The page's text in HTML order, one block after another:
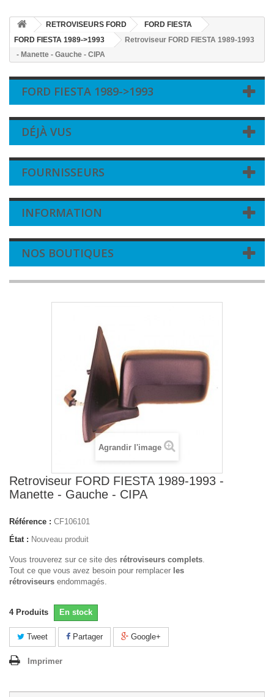
RETROVISEURS FORD
FORD FIESTA
FORD FIESTA 1989->1993
Retroviseur FORD FIESTA 1989-1993
- Manette - Gauche - CIPA
FORD FIESTA 1989->1993
DÉJÀ VUS
FOURNISSEURS
INFORMATION
NOS BOUTIQUES
Agrandir l'image
Retroviseur FORD FIESTA 1989-1993 -
Manette - Gauche - CIPA
Référence : CF106101
État : Nouveau produit
Vous trouverez sur ce site des rétroviseurs complets.
Tout ce que vous avez besoin pour remplacer les
rétroviseurs endommagés.
4 Produits En stock
Tweet Partager Google+
Imprimer